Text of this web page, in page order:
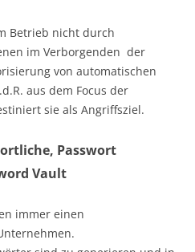
Betrieb nicht durch
im Verborgenden der
von automatischen
aus dem Focus der
sie als Angriffsziel.
Passwort
Vault
immer einen